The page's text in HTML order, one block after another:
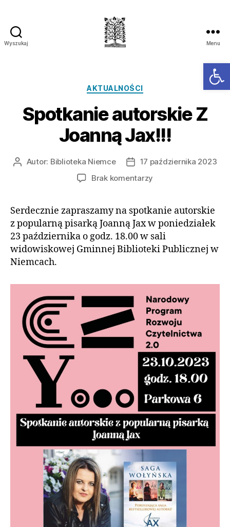
Wyszukaj Menu
AKTUALNOŚCI
Spotkanie autorskie Z
Joanną Jax!!!
Autor: Biblioteka Niemce
17 października 2023
Brak komentarzy
Serdecznie zapraszamy na spotkanie autorskie
z popularną pisarką Joanną Jax w poniedziałek
23 października o godz. 18.00 w sali
widowiskowej Gminnej Biblioteki Publicznej w
Niemcach.